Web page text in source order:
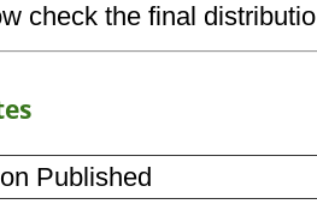
check the final
Published